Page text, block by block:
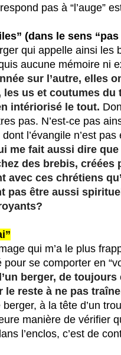
pas à “l’auge”
(dans le sens
qui appelle ainsi les
aucune mémoire ni
sur l’autre, elles
us et coutumes du
intériorisé le tout.
pas. N’est-ce pas
l’évangile n’est
me fait aussi dire
des brebis, créées
avec ces chrétiens
pas être aussi
qui m’a le plus
se comporter en
berger, de
le reste à ne pas
berger, à la tête d’un
manière de vérifier
l’enclos, c’est de